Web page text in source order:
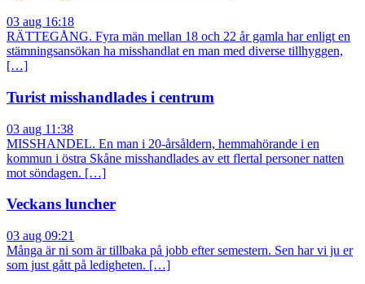
03 aug 16:18
RÄTTEGÅNG. Fyra män mellan 18 och 22 år gamla har enligt en
stämningsansökan ha misshandlat en man med diverse tillhyggen,
[…]
Turist misshandlades i centrum
03 aug 11:38
MISSHANDEL. En man i 20-årsåldern, hemmahörande i en
kommun i östra Skåne misshandlades av ett flertal personer natten
mot söndagen. […]
Veckans luncher
03 aug 09:21
Många är ni som är tillbaka på jobb efter semestern. Sen har vi ju er
som just gått på ledigheten. […]